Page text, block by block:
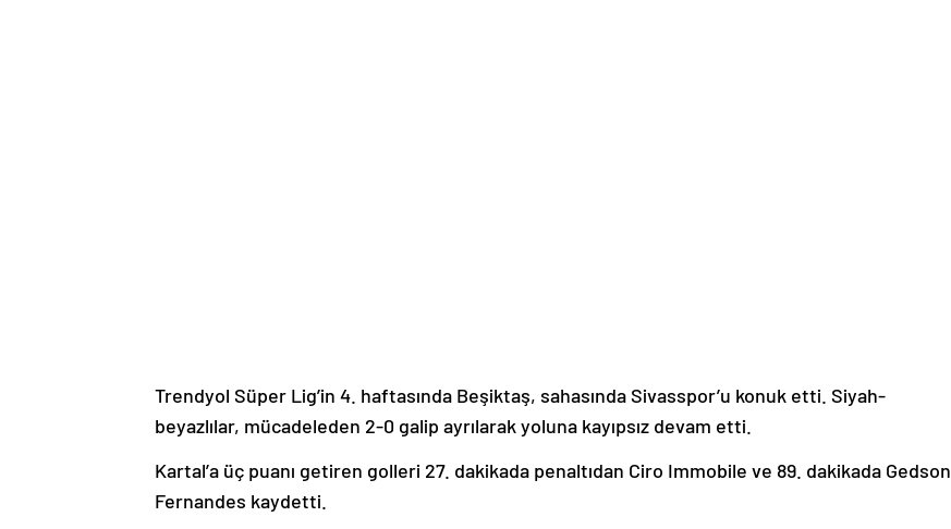
Trendyol Süper Lig’in 4. haftasında Beşiktaş, sahasında Sivasspor’u konuk etti. Siyah-
beyazlılar, mücadeleden 2-0 galip ayrılarak yoluna kayıpsız devam etti.
Kartal’a üç puanı getiren golleri 27. dakikada penaltıdan Ciro Immobile ve 89. dakikada Gedson
Fernandes kaydetti.